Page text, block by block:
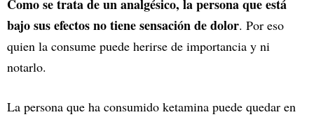
Como se trata de un analgésico, la persona que está
bajo sus efectos no tiene sensación de dolor. Por eso
quien la consume puede herirse de importancia y ni
notarlo.
La persona que ha consumido ketamina puede quedar en